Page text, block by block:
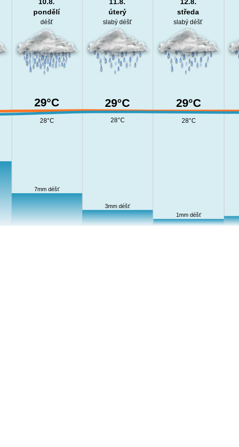
29°C
28°C
7mm déšť
pondělí
déšť
29°C
28°C
3mm déšť
úterý
slabý déšť
29°C
28°C
1mm déšť
středa
slabý déšť